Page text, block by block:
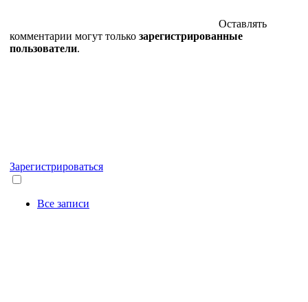
Оставлять
комментарии могут только зарегистрированные
пользователи.
Зарегистрироваться
Все записи